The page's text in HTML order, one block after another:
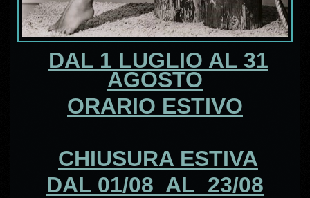
DAL 1 LUGLIO AL 31
AGOSTO
ORARIO ESTIVO
CHIUSURA ESTIVA
DAL 01/08 AL 23/08